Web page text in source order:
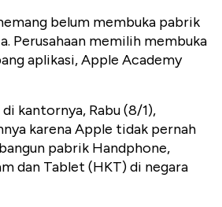
belum membuka pabrik
Perusahaan memilih membuka
aplikasi, Apple Academy
kantornya, Rabu (8/1),
karena Apple tidak pernah
pabrik Handphone,
dan Tablet (HKT) di negara